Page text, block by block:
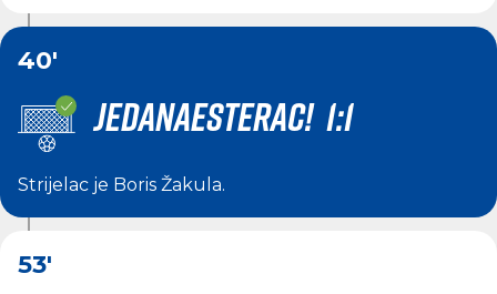
40'
JEDANAESTERAC! 1:1
Strijelac je Boris Žakula.
53'